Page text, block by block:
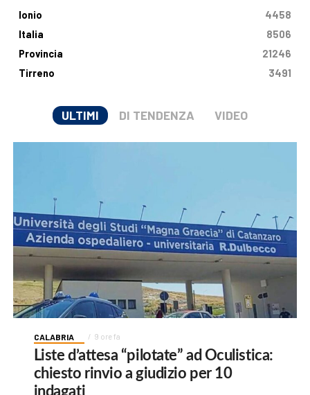
Ionio
4458
Italia
8506
Provincia
21246
Tirreno
3491
ULTIMI DI TENDENZA VIDEO
CALABRIA 9 ore fa
Liste d’attesa “pilotate” ad Oculistica:
chiesto rinvio a giudizio per 10
indagati